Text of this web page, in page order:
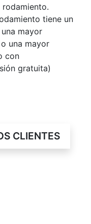
tiene un
mayor
una mayor
con
gratuita)
CLIENTES